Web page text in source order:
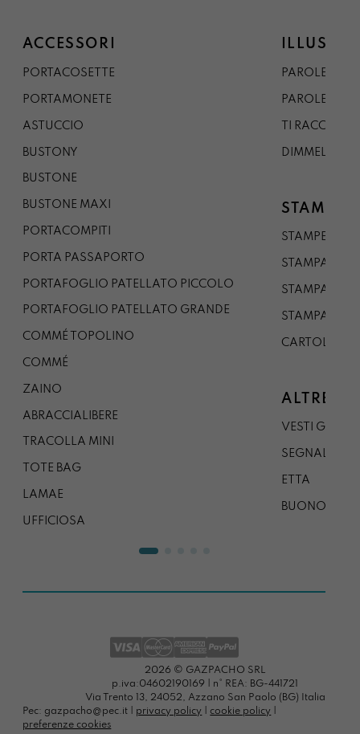
ACCESSORI
PORTACOSETTE
PORTAMONETE
ASTUCCIO
BUSTONY
BUSTONE
BUSTONE MAXI
PORTACOMPITI
PORTA PASSAPORTO
PORTAFOGLIO PATELLATO PICCOLO
PORTAFOGLIO PATELLATO GRANDE
COMMÉ TOPOLINO
COMMÉ
ZAINO
ABRACCIALIBERE
TRACOLLA MINI
TOTE BAG
LAMAE
UFFICIOSA
PAROLE DAL
PAROLE DA
TI
DIMMELO
STAMPE
STAMPE A5
STAMPA A3
STAMPA A1
STAMPA A0
CARTOLINA
ALTRE
VESTI
SEGNALIBRO
ETTA
BUONO
2026 © GAZPACHO SRL
p.iva:04602190169 | n° REA: BG-441721
Via Trento 13, 24052, Azzano San Paolo (BG) Italia
Pec: gazpacho@pec.it | privacy policy cookie policy
preferenze cookies